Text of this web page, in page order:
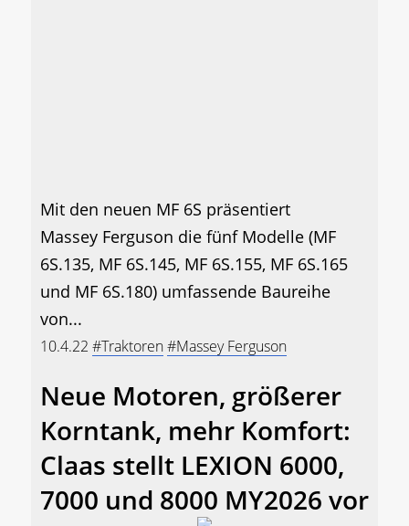
Mit den neuen MF 6S präsentiert
Massey Ferguson die fünf Modelle (MF
6S.135, MF 6S.145, MF 6S.155, MF 6S.165
und MF 6S.180) umfassende Baureihe
von...
10.4.22 #Traktoren#Massey Ferguson
Neue Motoren, größerer
Korntank, mehr Komfort:
Claas stellt LEXION 6000,
7000 und 8000 MY2026 vor